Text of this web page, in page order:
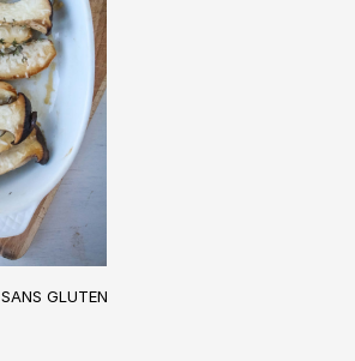
SANS GLUTEN